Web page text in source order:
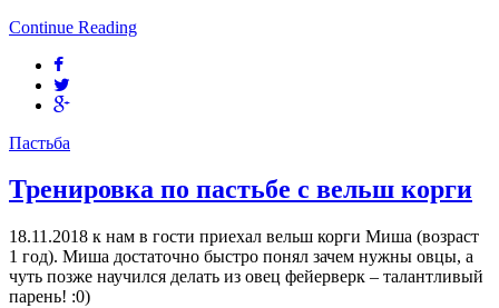
Continue Reading
Пастьба
Тренировка по пастьбе с вельш корги
18.11.2018 к нам в гости приехал вельш корги Миша (возраст
1 год). Миша достаточно быстро понял зачем нужны овцы, а
чуть позже научился делать из овец фейерверк – талантливый
парень! :0)